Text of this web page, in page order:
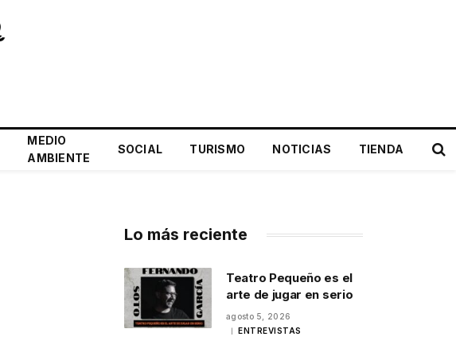
MEDIO
AMBIENTE
SOCIAL TURISMO NOTICIAS TIENDA
Lo más reciente
Teatro Pequeño es el
arte de jugar en serio
agosto 5, 2026
ENTREVISTAS